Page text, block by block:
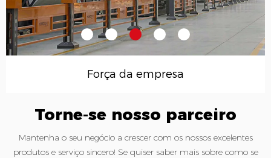
Força da empresa
Torne-se nosso parceiro
Mantenha o seu negócio a crescer com os nossos excelentes
produtos e serviço sincero! Se quiser saber mais sobre como se